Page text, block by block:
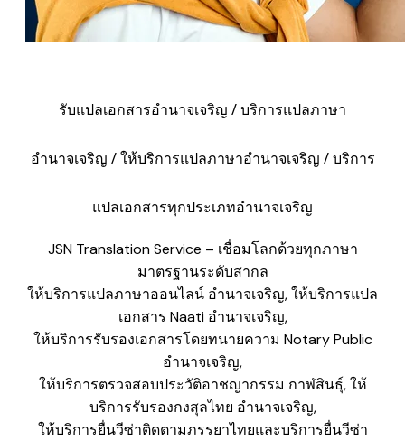
รับแปลเอกสารอำนาจเจริญ / บริการแปลภาษา
อำนาจเจริญ / ให้บริการแปลภาษาอำนาจเจริญ / บริการ
แปลเอกสารทุกประเภทอำนาจเจริญ
JSN Translation Service – เชื่อมโลกด้วยทุกภาษา
มาตรฐานระดับสากล
ให้บริการแปลภาษาออนไลน์ อำนาจเจริญ, ให้บริการแปล
เอกสาร Naati อำนาจเจริญ,
​ให้บริการรับรองเอกสารโดยทนายความ Notary Public
อำนาจเจริญ,
​ให้บริการตรวจสอบประวัติอาชญากรรม กาฬสินธุ์, ให้
บริการรับรองกงสุลไทย อำนาจเจริญ,
​ให้บริการยื่นวีซ่าติดตามภรรยาไทยและบริการยื่นวีซ่า